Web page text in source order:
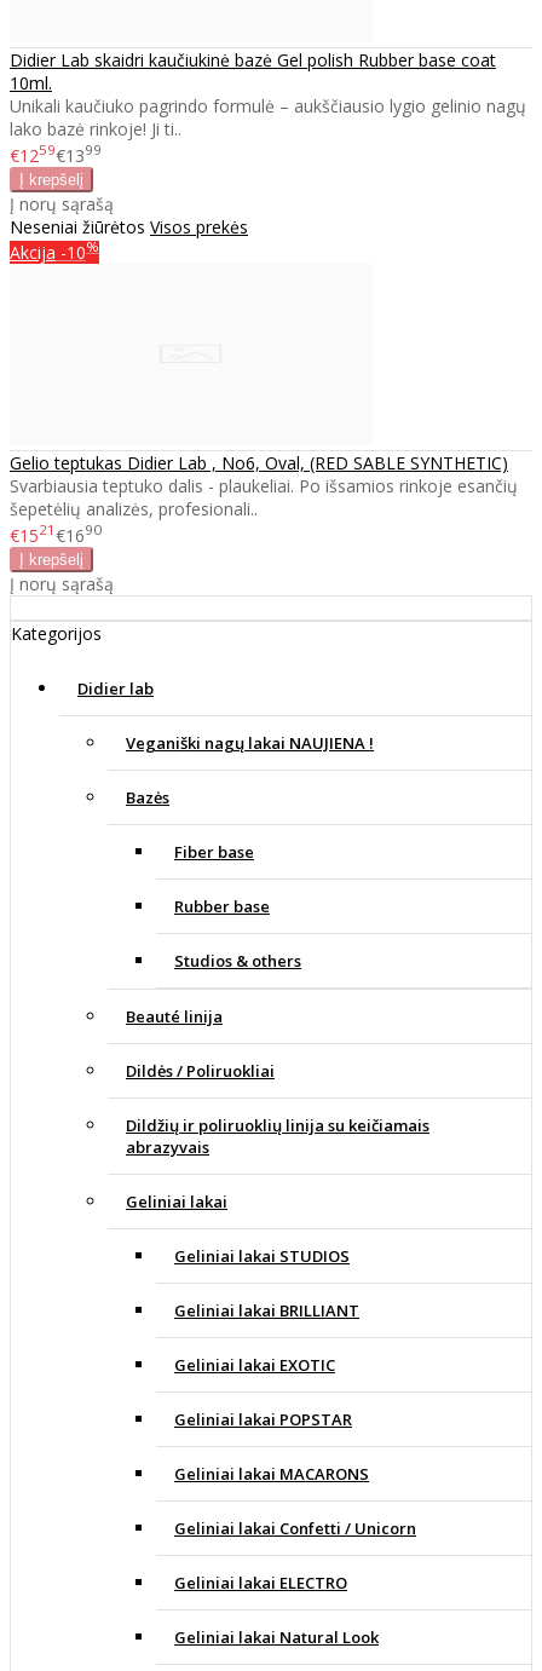
Didier Lab skaidri kaučiukinė bazė Gel polish Rubber base coat
10ml.
Unikali kaučiuko pagrindo formulė – aukščiausio lygio gelinio nagų
lako bazė rinkoje! Ji ti..
€1259€1399
Į norų sąrašą
Neseniai žiūrėtos Visos prekės
Akcija -10%
Gelio teptukas Didier Lab , No6, Oval, (RED SABLE SYNTHETIC)
Svarbiausia teptuko dalis - plaukeliai. Po išsamios rinkoje esančių
šepetėlių analizės, profesionali..
€1521 €1690
Į norų sąrašą
Kategorijos
Didier lab
Veganiški nagų lakai NAUJIENA !
Bazės
Fiber base
Rubber base
Studios & others
Beauté linija
Dildės / Poliruokliai
Dildžių ir poliruoklių linija su keičiamais
abrazyvais
Geliniai lakai
Geliniai lakai STUDIOS
Geliniai lakai BRILLIANT
Geliniai lakai EXOTIC
Geliniai lakai POPSTAR
Geliniai lakai MACARONS
Geliniai lakai Confetti / Unicorn
Geliniai lakai ELECTRO
Geliniai lakai Natural Look